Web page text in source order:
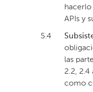
hacerlo
APIs y
5.4
las
2.2, 2.4
como